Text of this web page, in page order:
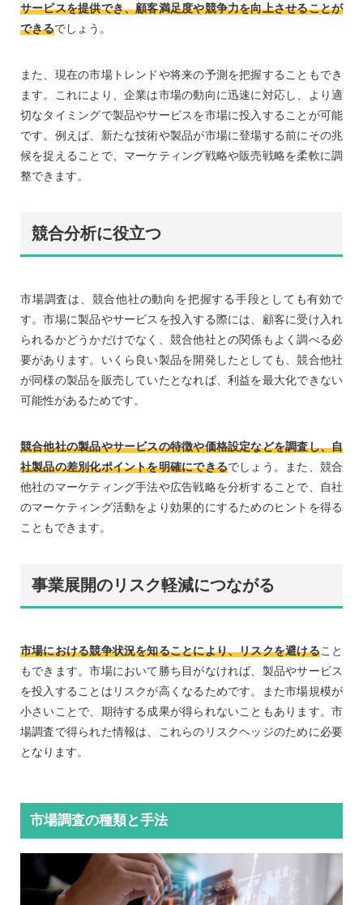
サービスを提供でき、顧客満足度や競争力を向上させることが
できるでしょう。
また、現在の市場トレンドや将来の予測を把握することもでき
ます。これにより、企業は市場の動向に迅速に対応し、より適
切なタイミングで製品やサービスを市場に投入することが可能
です。例えば、新たな技術や製品が市場に登場する前にその兆
候を捉えることで、マーケティング戦略や販売戦略を柔軟に調
整できます。
競合分析に役立つ
市場調査は、競合他社の動向を把握する手段としても有効で
す。市場に製品やサービスを投入する際には、顧客に受け入れ
られるかどうかだけでなく、競合他社との関係もよく調べる必
要があります。いくら良い製品を開発したとしても、競合他社
が同様の製品を販売していたとなれば、利益を最大化できない
可能性があるためです。
競合他社の製品やサービスの特徴や価格設定などを調査し、自
社製品の差別化ポイントを明確にできるでしょう。また、競合
他社のマーケティング手法や広告戦略を分析することで、自社
のマーケティング活動をより効果的にするためのヒントを得る
こともできます。
事業展開のリスク軽減につながる
市場における競争状況を知ることにより、リスクを避けること
もできます。市場において勝ち目がなければ、製品やサービス
を投入することはリスクが高くなるためです。また市場規模が
小さいことで、期待する成果が得られないこともあります。市
場調査で得られた情報は、これらのリスクヘッジのために必要
となります。
市場調査の種類と手法